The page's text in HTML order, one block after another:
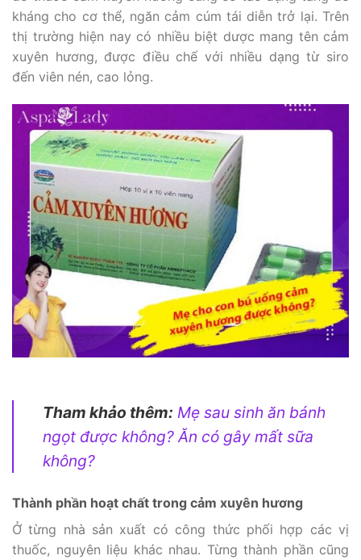
kháng cho cơ thể, ngăn cảm cúm tái diễn trở lại. Trên
thị trường hiện nay có nhiều biệt dược mang tên cảm
xuyên hương, được điều chế với nhiều dạng từ siro
đến viên nén, cao lỏng.
Tham khảo thêm: Mẹ sau sinh ăn bánh
ngọt được không? Ăn có gây mất sữa
không?
Thành phần hoạt chất trong cảm xuyên hương
Ở từng nhà sản xuất có công thức phối hợp các vị
thuốc, nguyên liệu khác nhau. Từng thành phần cũng